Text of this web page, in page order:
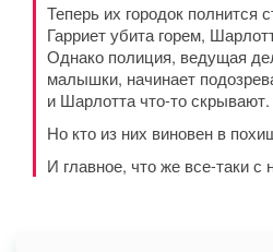
Теперь их городок полнится
Гарриет убита горем,
Однако полиция, ведущая
малышки, начинает
и Шарлотта что-то скрывают.
Но кто из них виновен в
И главное, что же все-таки с